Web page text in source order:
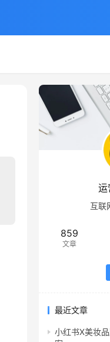
运
互联
859
文章
最近文章
小红书X美妆